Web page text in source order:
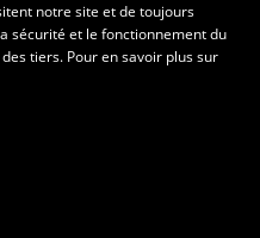
notre site et de toujours
sécurité et le fonctionnement du
tiers. Pour en savoir plus sur